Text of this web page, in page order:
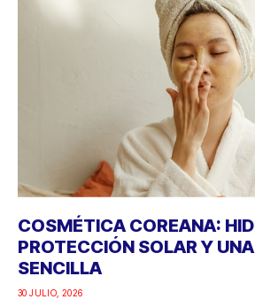
COSMÉTICA COREANA:
PROTECCIÓN SOLAR Y
SENCILLA
30 JULIO, 2026